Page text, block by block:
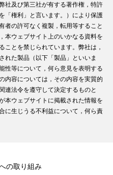
社及び第三社が有する著作権，特許
「権利」と言います。）により保護
者の許可なく複製，転用等すること
本ウェブサイト上のいかなる資料を
ことを禁じられています。弊社は，
れた製品（以下「製品」といいま
性等について，何ら意見を表明する
内容については，その内容を実質的
連法令を遵守して決定するものと
本ウェブサイトに掲載された情報を
に生じうる不利益について，何ら責
の取り組み